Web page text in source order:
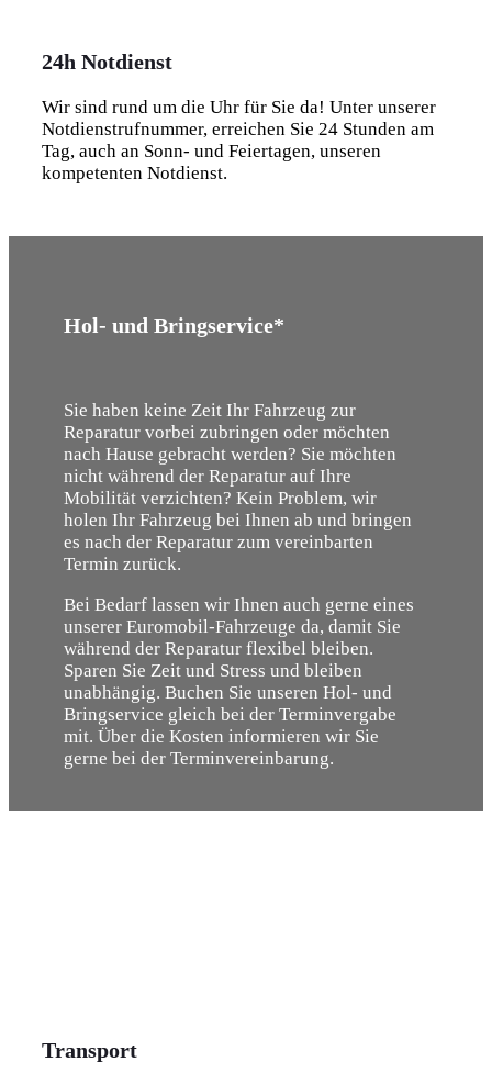
24h Notdienst
Wir sind rund um die Uhr für Sie da! Unter unserer
Notdienstrufnummer, erreichen Sie 24 Stunden am
Tag, auch an Sonn- und Feiertagen, unseren
kompetenten Notdienst.
Hol- und Bringservice*
Sie haben keine Zeit Ihr Fahrzeug zur
Reparatur vorbei zubringen oder möchten
nach Hause gebracht werden? Sie möchten
nicht während der Reparatur auf Ihre
Mobilität verzichten? Kein Problem, wir
holen Ihr Fahrzeug bei Ihnen ab und bringen
es nach der Reparatur zum vereinbarten
Termin zurück.
Bei Bedarf lassen wir Ihnen auch gerne eines
unserer Euromobil-Fahrzeuge da, damit Sie
während der Reparatur flexibel bleiben.
Sparen Sie Zeit und Stress und bleiben
unabhängig. Buchen Sie unseren Hol- und
Bringservice gleich bei der Terminvergabe
mit. Über die Kosten informieren wir Sie
gerne bei der Terminvereinbarung.
Transport